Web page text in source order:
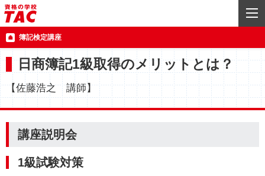
簿記検定講座
日商簿記1級取得のメリットとは？
【佐藤浩之 講師】
講座説明会
1級試験対策